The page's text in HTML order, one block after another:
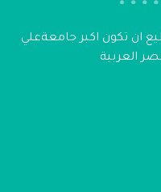
ان تكون اكبر جامعةعلي
العربية